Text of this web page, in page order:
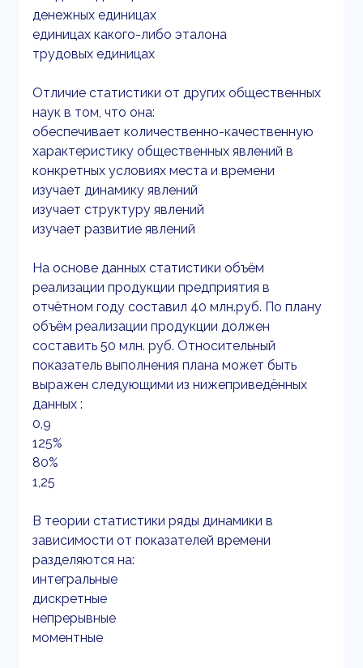
денежных единицах
единицах какого-либо эталона
трудовых единицах
Отличие статистики от других общественных
наук в том, что она:
обеспечивает количественно-качественную
характеристику общественных явлений в
конкретных условиях места и времени
изучает динамику явлений
изучает структуру явлений
изучает развитие явлений
На основе данных статистики объём
реализации продукции предприятия в
отчётном году составил 40 млн.руб. По плану
объём реализации продукции должен
составить 50 млн. руб. Относительный
показатель выполнения плана может быть
выражен следующими из нижеприведённых
данных :
0,9
125%
80%
1,25
В теории статистики ряды динамики в
зависимости от показателей времени
разделяются на:
интегральные
дискретные
непрерывные
моментные